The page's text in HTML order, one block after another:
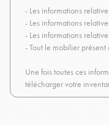
- Les informations
- Les informations
- Les informations
- Tout le mobilier
Une fois toutes ces
télécharger votre